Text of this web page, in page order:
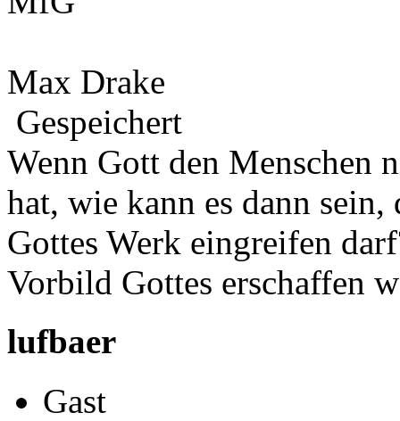
Max Drake
Gespeichert
Wenn Gott den Menschen
hat, wie kann es dann
Gottes Werk eingreifen
Vorbild Gottes erschaffen
lufbaer
Gast